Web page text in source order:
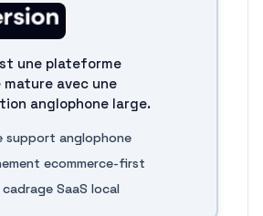
une plateforme
mature avec une
anglophone large.
support anglophone
ecommerce-first
SaaS local